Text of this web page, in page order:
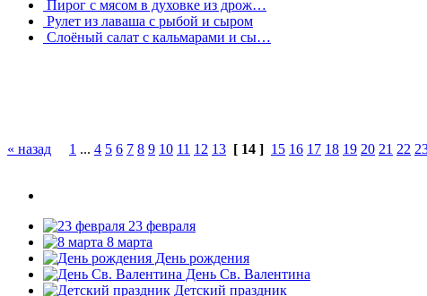
Пирог с мясом в духовке из дрож…
Рулет из лаваша с рыбой и сыром
Слоёный салат с кальмарами и сы…
« назад 1 ... 4 5 6 7 8 9 10 11 12 13 [ 14 ] 15 16 17 18 19 20 21 22
23 февраля
8 марта
День рождения
День Св. Валентина
Детский праздник